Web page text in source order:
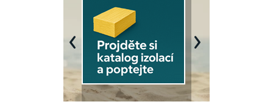
Previous Next